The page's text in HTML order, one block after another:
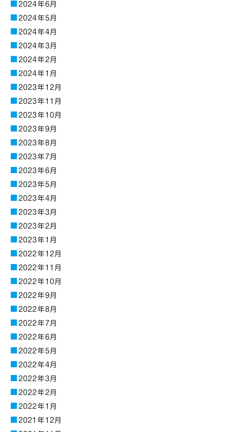
2024年6月
2024年5月
2024年4月
2024年3月
2024年2月
2024年1月
2023年12月
2023年11月
2023年10月
2023年9月
2023年8月
2023年7月
2023年6月
2023年5月
2023年4月
2023年3月
2023年2月
2023年1月
2022年12月
2022年11月
2022年10月
2022年9月
2022年8月
2022年7月
2022年6月
2022年5月
2022年4月
2022年3月
2022年2月
2022年1月
2021年12月